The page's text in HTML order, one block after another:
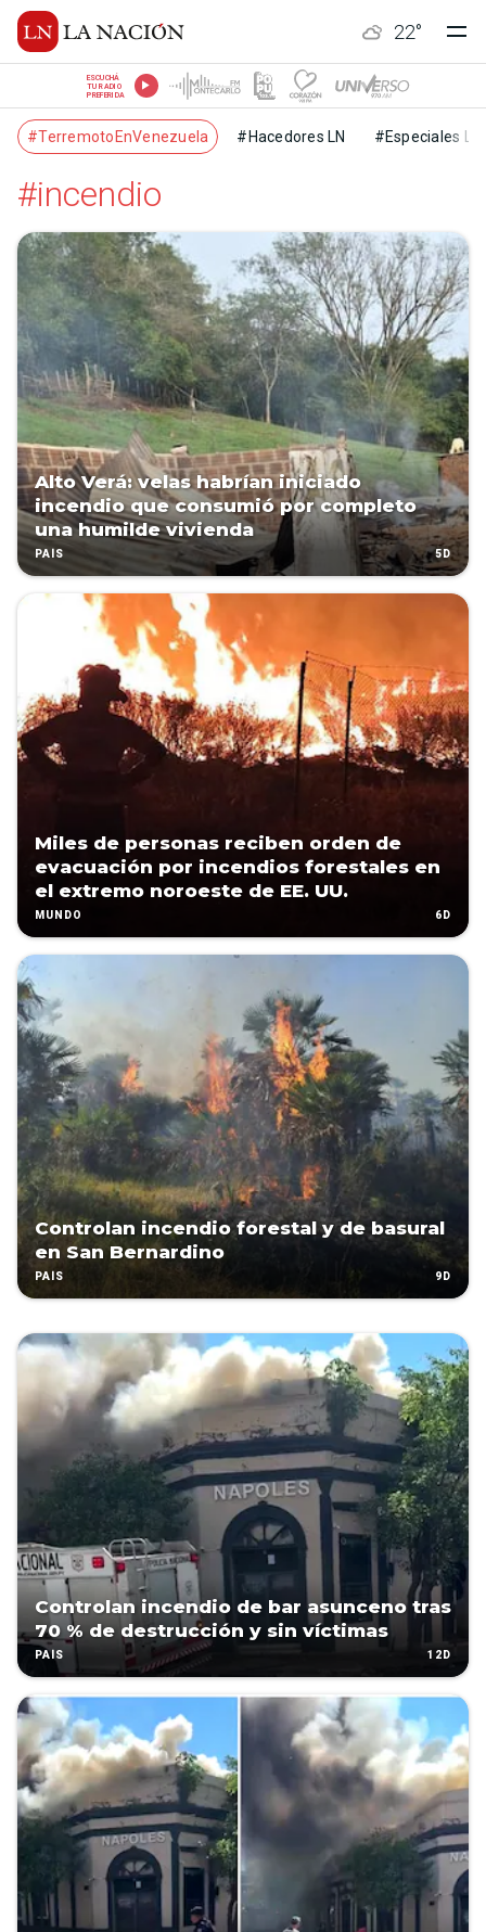
22°
ESCUCHÁ
TU RADIO
PREFERIDA
#TerremotoEnVenezuela #Hacedores LN #Especiales LN
#incendio
Alto Verá: velas habrían iniciado
incendio que consumió por completo
una humilde vivienda
PAÍS 5D
Miles de personas reciben orden de
evacuación por incendios forestales en
el extremo noroeste de EE. UU.
MUNDO 6D
Controlan incendio forestal y de basural
en San Bernardino
PAÍS 9D
Controlan incendio de bar asunceno tras
70 % de destrucción y sin víctimas
PAÍS 12D